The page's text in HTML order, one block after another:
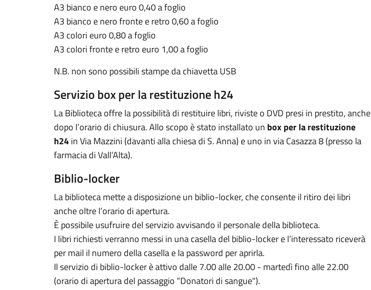
A3 bianco e nero euro 0,40 a foglio
A3 bianco e nero fronte e retro 0,60 a foglio
A3 colori euro 0,80 a foglio
A3 colori fronte e retro euro 1,00 a foglio
N.B. non sono possibili stampe da chiavetta USB
Servizio box per la restituzione h24
La Biblioteca offre la possibilità di restituire libri, riviste o DVD presi in prestito, anche
dopo l’orario di chiusura. Allo scopo è stato installato un box per la restituzione
h24in Via Mazzini (davanti alla chiesa di S. Anna) e uno in via Casazza 8 (presso la
farmacia di Vall’Alta).
Biblio-locker
La biblioteca mette a disposizione un biblio-locker, che consente il ritiro dei libri
anche oltre l’orario di apertura.
È possibile usufruire del servizio avvisando il personale della biblioteca.
I libri richiesti verranno messi in una casella del biblio-locker e l’interessato riceverà
per mail il numero della casella e la password per aprirla.
Il servizio di biblio-locker è attivo dalle 7.00 alle 20.00 - martedì fino alle 22.00
(orario di apertura del passaggio “Donatori di sangue").